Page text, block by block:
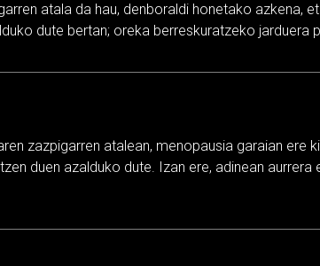
atala da hau, denboraldi honetako azkena,
dute bertan; oreka berreskuratzeko jarduera
zazpigarren atalean, menopausia garaian ere
duen azalduko dute. Izan ere, adinean